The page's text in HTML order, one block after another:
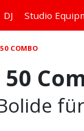
DJ Studio
COMBO